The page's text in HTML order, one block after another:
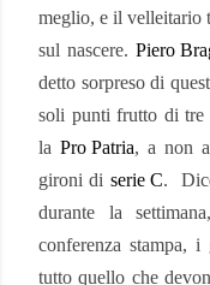
meglio, e il velleitario
sul nascere.Piero
detto sorpreso di
soli punti frutto di tre
la Pro Patria, a non
gironi di serie C.
durante la
conferenza stampa,
tutto quello che